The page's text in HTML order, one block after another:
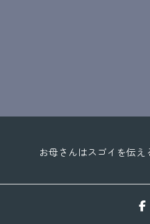
お母さんはスゴイを伝え